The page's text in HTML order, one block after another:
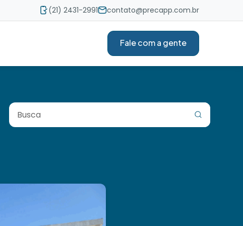
(21) 2431-2991 contato@precapp.com.br
Fale com a gente